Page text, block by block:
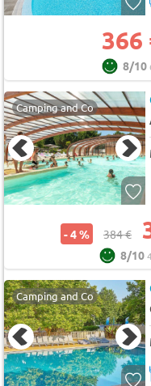
366
8/10
Camping and Co
- 4 % 384 €
8/10
Camping and Co